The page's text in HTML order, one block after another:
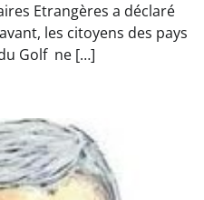
Etrangères a déclaré
les citoyens des pays
Golf ne […]